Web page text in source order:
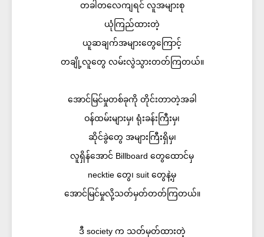
တခါတလေကျရင် လူအများစု
ယုံကြည်ထားတဲ့
ယူဆချက်အများတွေကြောင့်
တချို့လူတွေ လမ်းလွဲသွားတတ်ကြတယ်။
အောင်မြင်မှုတစ်ခုကို တိုင်းတာတဲ့အခါ
ဝန်ထမ်းများမှ၊ ရုံးခန်းကြီးမှ၊
ဆိုင်ခွဲတွေ အများကြီးရှိမှ၊
လူရှိန်အောင် Billboard တွေထောင်မှ
necktie တွေ၊ suit တွေနဲ့မှ
အောင်မြင်မှုလို့သတ်မှတ်တတ်ကြတယ်။
ဒီ society က သတ်မှတ်ထားတဲ့